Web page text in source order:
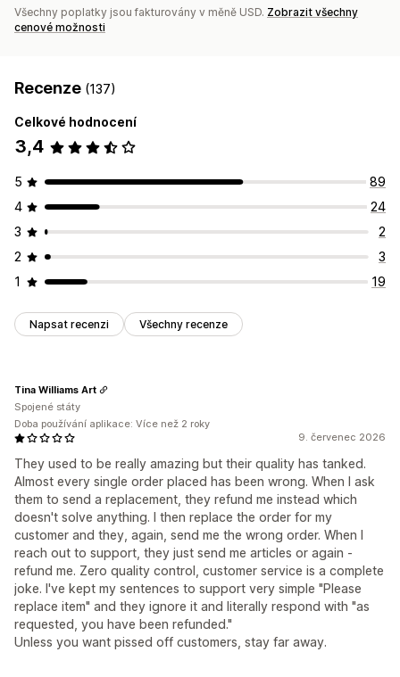
Ekologická doprava
Všechny poplatky jsou fakturovány v měně USD. Zobrazit všechny
cenové možnosti
Recenze (137)
Celkové hodnocení
3,4
5
89
4
24
3
2
2
3
1
19
Napsat recenzi Všechny recenze
9. červenec 2026
They used to be really amazing but their quality has tanked.
Almost every single order placed has been wrong. When I ask
them to send a replacement, they refund me instead which
doesn't solve anything. I then replace the order for my
customer and they, again, send me the wrong order. When I
reach out to support, they just send me articles or again -
refund me. Zero quality control, customer service is a complete
joke. I've kept my sentences to support very simple "Please
replace item" and they ignore it and literally respond with "as
requested, you have been refunded."
Unless you want pissed off customers, stay far away.
Tina Williams Art
Spojené státy
Doba používání aplikace: Více než 2 roky